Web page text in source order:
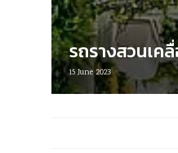
รถรางสวนเค
15 June 2023